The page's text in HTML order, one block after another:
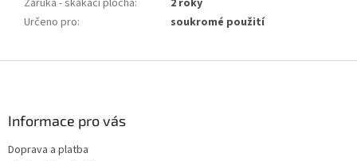
Záruka - skákací plocha:
2 roky
Určeno pro: soukromé použití
Informace pro vás
Doprava a platba